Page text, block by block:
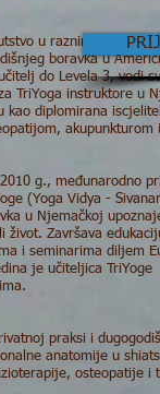
u raznim stilovima
boravka u
do Levela 3, vodi
TriYoga instruktore u
kao diplomirana
akupunkturom
g., međunarodno
(Yoga Vidya -
u Njemačkoj
Završava
i seminarima diljem
je učiteljica
praksi i
anatomije u
osteopatije i